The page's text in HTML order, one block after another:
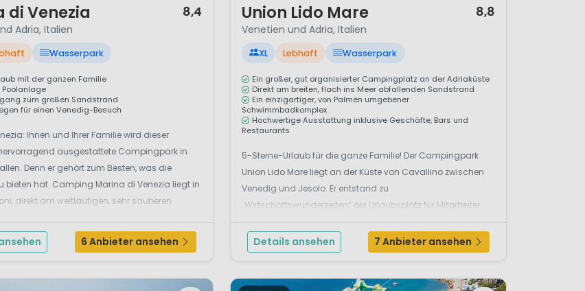
di Venezia 8,4
Adria, Italien
Wasserpark
mit der ganzen Familie
zum großen Sandstrand
für einen Venedig-Besuch
Ihnen und Ihrer Familie wird dieser
ausgestattete Campingpark in
Denn er gehört zum Besten, was die
bieten hat. Camping Marina di Venezia liegt in
direkt am weitläufigen, sehr sauberen
6 Anbieter ansehen
Union Lido Mare 8,8
Venetien und Adria, Italien
XL Lebhaft Wasserpark
Ein großer, gut organisierter Campingplatz an der Adriaküste
Direkt am breiten, flach ins Meer abfallenden Sandstrand
Ein einzigartiger, von Palmen umgebener
Schwimmbadkomplex
Hochwertige Ausstattung inklusive Geschäfte, Bars und
Restaurants
5-Sterne-Urlaub für die ganze Familie! Der Campingpark
Union Lido Mare liegt an der Küste von Cavallino zwischen
Venedig und Jesolo. Er entstand zu
„Wirtschaftswunderzeiten“ als Urlaubsplatz für Mitarbeiter
der Auto Union (später Audi) und ihre Familien. Union Lido
entwickelte sich zu einem der führenden Camping...
Details ansehen 7 Anbieter ansehen